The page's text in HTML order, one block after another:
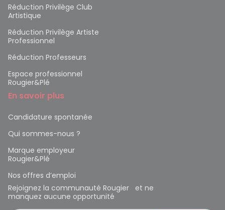
Réduction Privilège Club
Artistique
Réduction Privilège Artiste
Professionnel
Réduction Professeurs
Espace professionnel
Rougier&Plé
En savoir plus
Candidature spontanée
Qui sommes-nous ?
Marque employeur
Rougier&Plé
Nos offres d’emploi
Rejoignez la communauté Rougier et ne
manquez aucune opportunité